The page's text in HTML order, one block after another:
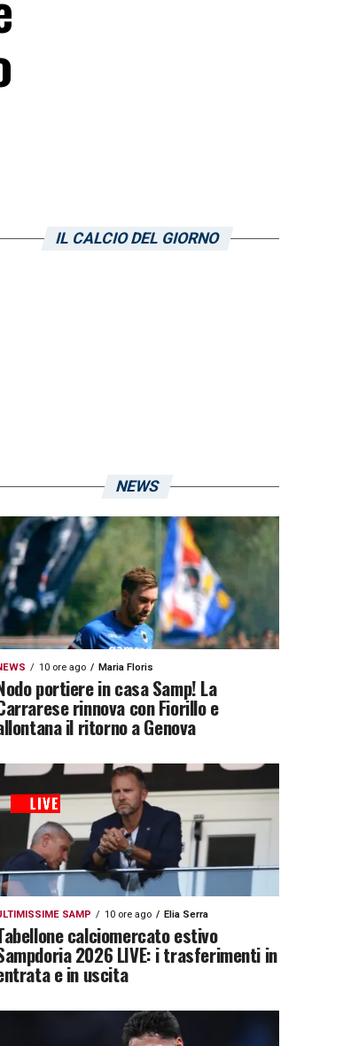
IL CALCIO DEL GIORNO
NEWS
10 ore ago Maria Floris
portiere in casa Samp! La
rinnova con Fiorillo e
il ritorno a Genova
SAMP 10 ore ago Elia Serra
calciomercato estivo
2026 LIVE: i trasferimenti in
e in uscita